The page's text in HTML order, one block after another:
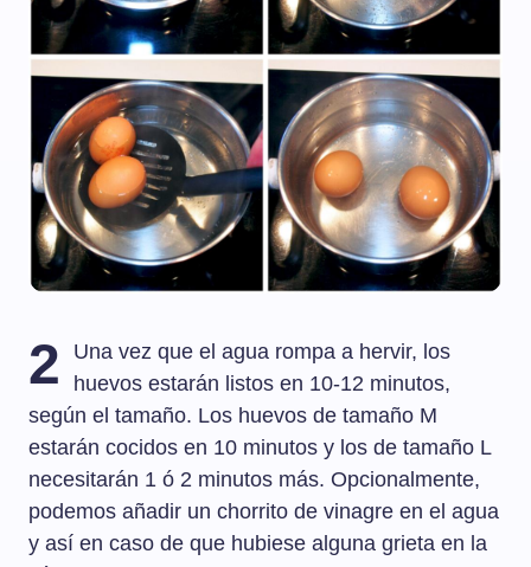
2
Una vez que el agua rompa a hervir, los
huevos estarán listos en 10-12 minutos,
según el tamaño. Los huevos de tamaño M
estarán cocidos en 10 minutos y los de tamaño L
necesitarán 1 ó 2 minutos más. Opcionalmente,
podemos añadir un chorrito de vinagre en el agua
y así en caso de que hubiese alguna grieta en la